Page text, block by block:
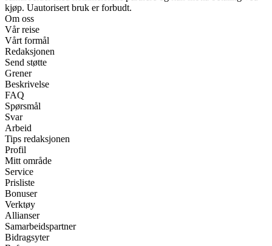
kjøp. Uautorisert bruk er forbudt.
Om oss
Vår reise
Vårt formål
Redaksjonen
Send støtte
Grener
Beskrivelse
FAQ
Spørsmål
Svar
Arbeid
Tips redaksjonen
Profil
Mitt område
Service
Prisliste
Bonuser
Verktøy
Allianser
Samarbeidspartner
Bidragsyter